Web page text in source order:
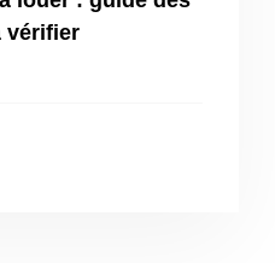
vérifier